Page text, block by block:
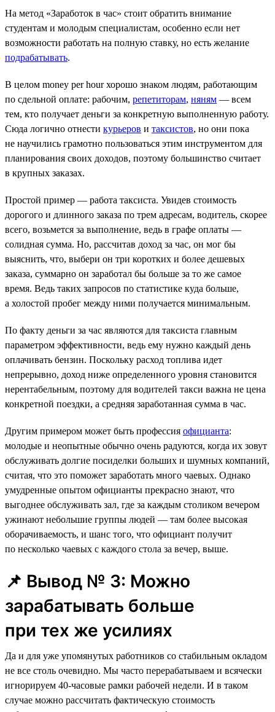
На метод «Заработок в час» стоит обратить внимание
студентам и молодым специалистам, особенно если нет
возможности работать на полную ставку, но есть желание
подрабатывать.
В целом money per hour хорошо знаком людям, работающим
по сдельной оплате: рабочим, репетиторам, няням — всем
тем, кто получает деньги за конкретную выполненную работу.
Сюда логично отнести курьеров и таксистов, но они пока
не научились грамотно пользоваться этим инструментом для
планирования своих доходов, поэтому большинство считает
в крупных заказах.
Простой пример — работа таксиста. Увидев стоимость
дорогого и длинного заказа по трем адресам, водитель, скорее
всего, возьмется за выполнение, ведь в графе оплаты —
солидная сумма. Но, рассчитав доход за час, он мог бы
выяснить, что, выбери он три коротких и более дешевых
заказа, суммарно он заработал бы больше за то же самое
время. Ведь таких запросов по статистике куда больше,
а холостой пробег между ними получается минимальным.
По факту деньги за час являются для таксиста главным
параметром эффективности, ведь ему нужно каждый день
оплачивать бензин. Поскольку расход топлива идет
непрерывно, доход ниже определенного уровня становится
нерентабельным, поэтому для водителей такси важна не цена
конкретной поездки, а средняя заработанная сумма в час.
Другим примером может быть профессия официанта:
молодые и неопытные обычно очень радуются, когда их зовут
обслуживать долгие посиделки больших и шумных компаний,
считая, что это поможет заработать много чаевых. Однако
умудренные опытом официанты прекрасно знают, что
выгоднее обслуживать зал, где за каждым столиком вечером
ужинают небольшие группы людей — там более высокая
оборачиваемость, и шанс того, что официант получит
по несколько чаевых с каждого стола за вечер, выше.
📌 Вывод № 3: Можно
зарабатывать больше
при тех же усилиях
Да и для уже упомянутых работников со стабильным окладом
не все столь очевидно. Мы часто перерабатываем и всячески
игнорируем 40-часовые рамки рабочей недели. И в таком
случае можно рассчитать фактическую стоимость